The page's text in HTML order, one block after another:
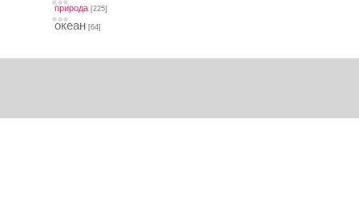
природа [225]
океан [64]